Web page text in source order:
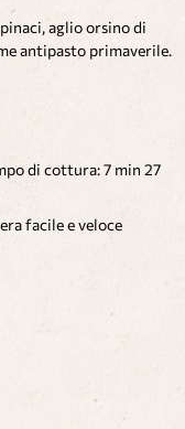
aglio orsino di
antipasto primaverile.
di cottura: 7 min 27
facile e veloce